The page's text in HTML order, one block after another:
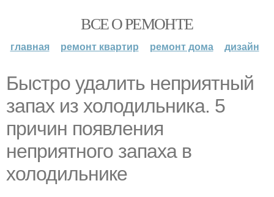
ВСЕ О РЕМОНТЕ
главная ремонт квартир ремонт дома дизайн
Быстро удалить неприятный
запах из холодильника. 5
причин появления
неприятного запаха в
холодильнике